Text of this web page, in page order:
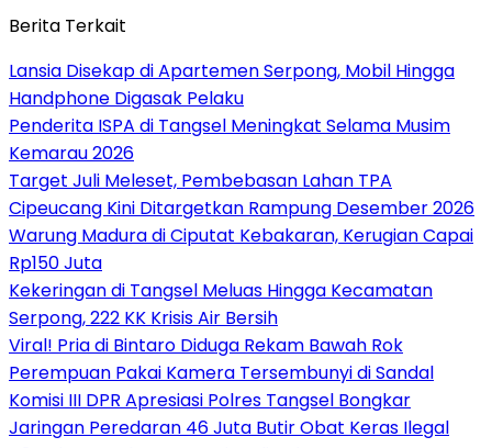
Berita Terkait
Lansia Disekap di Apartemen Serpong, Mobil Hingga
Handphone Digasak Pelaku
Penderita ISPA di Tangsel Meningkat Selama Musim
Kemarau 2026
Target Juli Meleset, Pembebasan Lahan TPA
Cipeucang Kini Ditargetkan Rampung Desember 2026
Warung Madura di Ciputat Kebakaran, Kerugian Capai
Rp150 Juta
Kekeringan di Tangsel Meluas Hingga Kecamatan
Serpong, 222 KK Krisis Air Bersih
Viral! Pria di Bintaro Diduga Rekam Bawah Rok
Perempuan Pakai Kamera Tersembunyi di Sandal
Komisi III DPR Apresiasi Polres Tangsel Bongkar
Jaringan Peredaran 46 Juta Butir Obat Keras Ilegal